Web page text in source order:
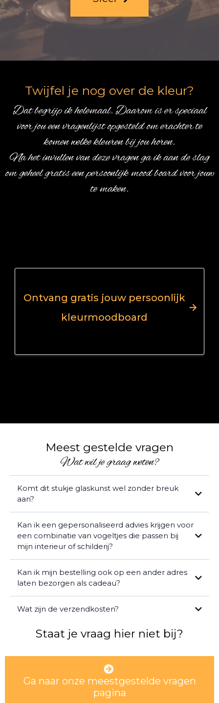
Twijfel je nog over de kleur?
Dat begrijp ik helemaal. Daarom is er speciaal
voor jou een vragenlijst opgesteld om erachter te
komen welke kleuren bij jou horen.
Na het invullen van deze vragen ga ik aan de slag
om geheel gratis een persoonlijk mood board voor jouw
te maken.
Ontvang gratis jouw persoonlijk
kleurmoodboard
Meest gestelde vragen
Wat wil je graag weten?
Komt dit stukje glaskunst wel zonder breuk
aan?
Kan ik een gepersonaliseerd advies krijgen voor
een combinatie van vogeltjes die passen bij
mijn interieur of schilderij?
Kan ik mijn bestelling ook op een ander adres
laten bezorgen als cadeau?
Wat zijn de verzendkosten?
gestelde vragen over NAN Glass & Design.”
Staat je vraag hier niet bij?
Ga naar onze meestgestelde vragen
pagina